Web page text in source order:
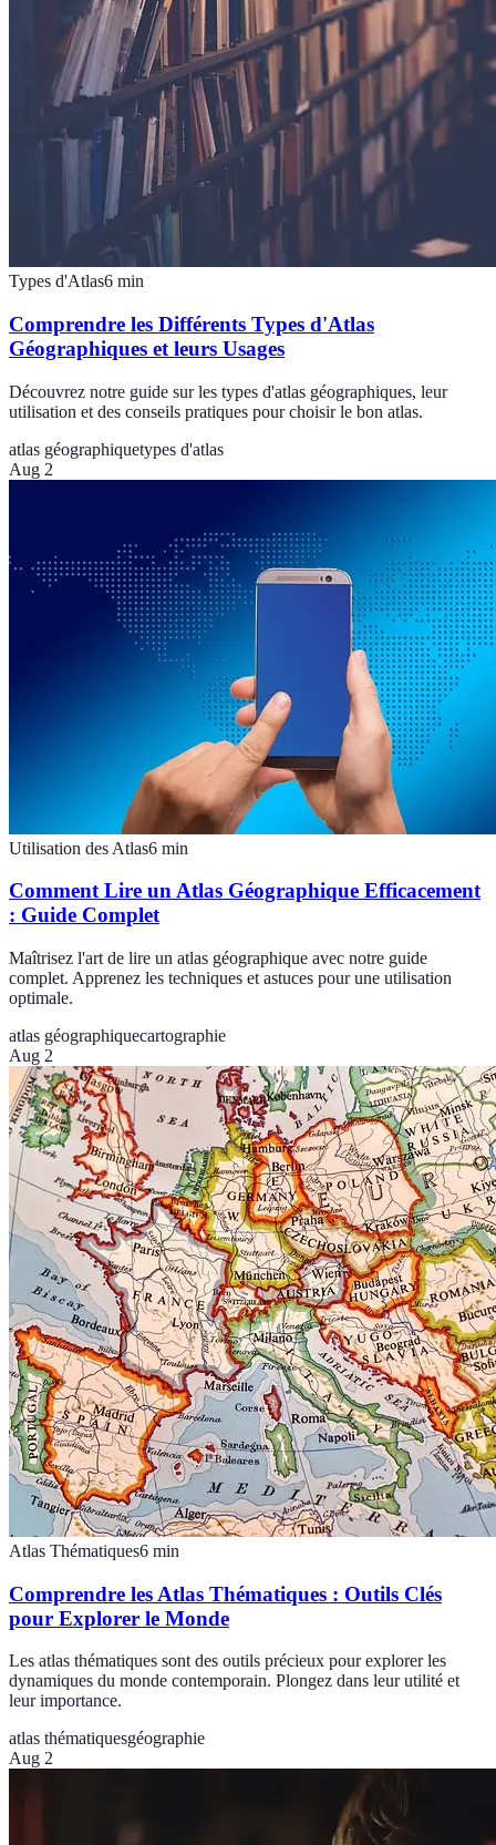
Types d'Atlas6 min
Comprendre les Différents Types d'Atlas
Géographiques et leurs Usages
Découvrez notre guide sur les types d'atlas géographiques, leur
utilisation et des conseils pratiques pour choisir le bon atlas.
atlas géographiquetypes d'atlas
Aug 2
Utilisation des Atlas6 min
Comment Lire un Atlas Géographique Efficacement
: Guide Complet
Maîtrisez l'art de lire un atlas géographique avec notre guide
complet. Apprenez les techniques et astuces pour une utilisation
optimale.
atlas géographiquecartographie
Aug 2
Atlas Thématiques6 min
Comprendre les Atlas Thématiques : Outils Clés
pour Explorer le Monde
Les atlas thématiques sont des outils précieux pour explorer les
dynamiques du monde contemporain. Plongez dans leur utilité et
leur importance.
atlas thématiquesgéographie
Aug 2